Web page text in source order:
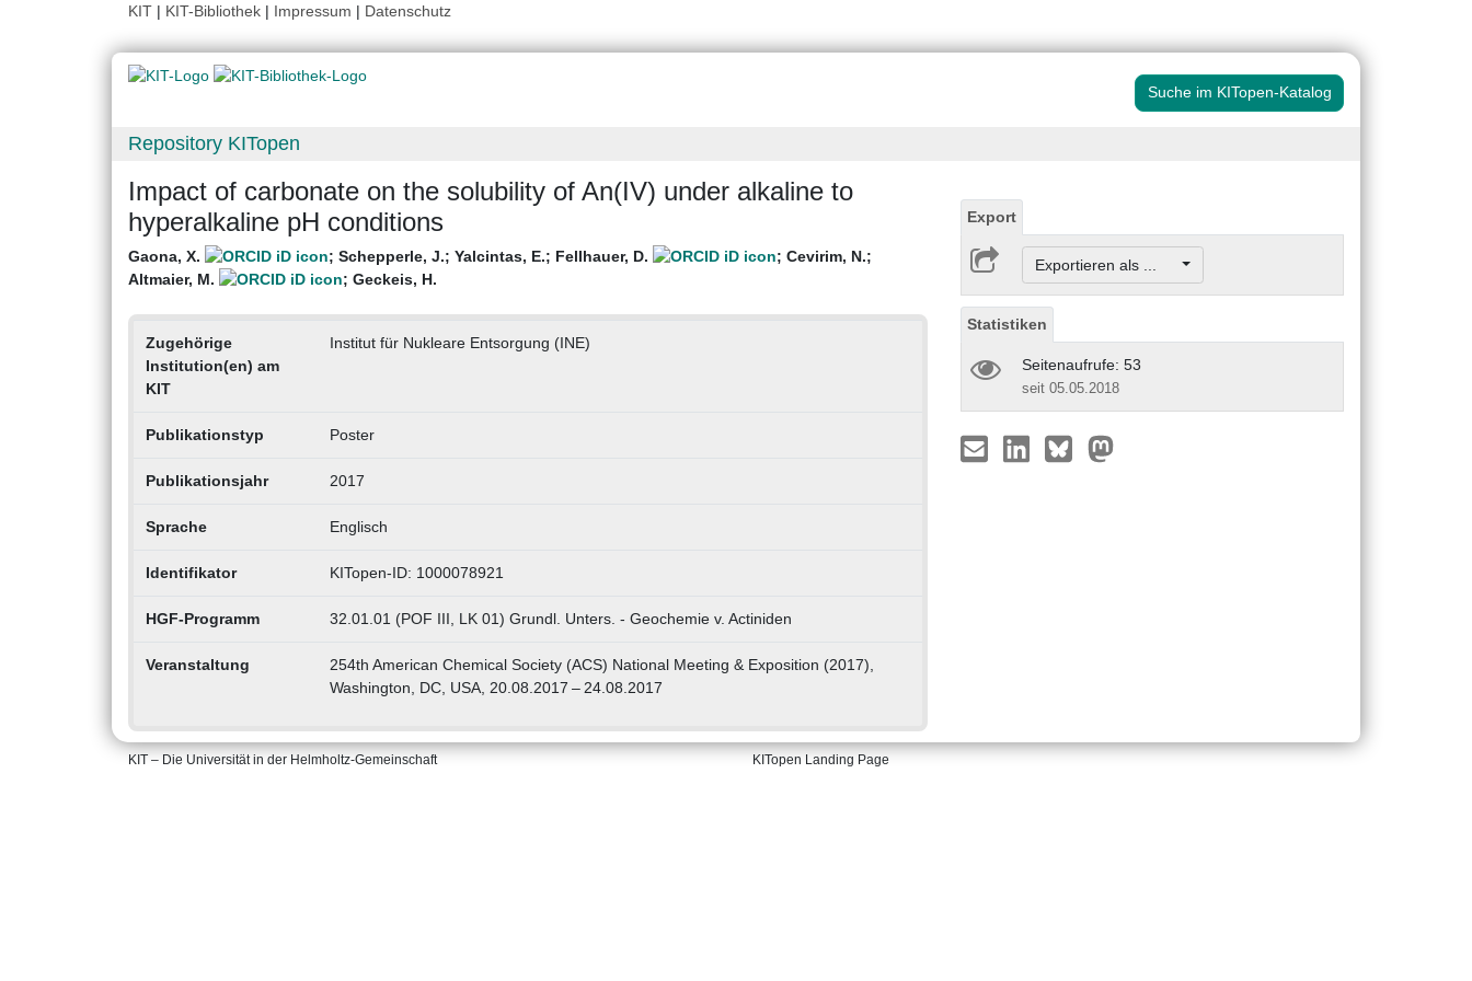
KIT | KIT-Bibliothek | Impressum | Datenschutz
Suche im KITopen-Katalog
Repository KITopen
Impact of carbonate on the solubility of An(IV) under alkaline to
hyperalkaline pH conditions
Gaona, X. ; Schepperle, J.; Yalcintas, E.; Fellhauer, D. ; Cevirim, N.;
Altmaier, M.
; Geckeis, H.
Zugehörige
Institution(en) am
KIT
Institut für Nukleare Entsorgung (INE)
Publikationstyp Poster
Publikationsjahr 2017
Sprache Englisch
Identifikator KITopen-ID: 1000078921
HGF-Programm 32.01.01 (POF III, LK 01) Grundl. Unters. - Geochemie v. Actiniden
Veranstaltung
254th American Chemical Society (ACS) National Meeting & Exposition (2017),
Washington, DC, USA, 20.08.2017 – 24.08.2017
Export
Exportieren als ...
Statistiken
Seitenaufrufe: 53
seit 05.05.2018
KIT – Die Universität in der Helmholtz-Gemeinschaft KITopen Landing Page